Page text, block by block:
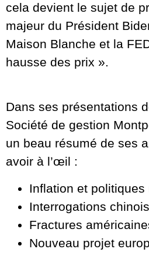
cela devient le sujet de
majeur du Président
Maison Blanche et la
hausse des prix ».
Dans ses présentations
Société de gestion
un beau résumé de ses
avoir à l’œil :
Inflation et politiques
Interrogations
Fractures
Nouveau projet